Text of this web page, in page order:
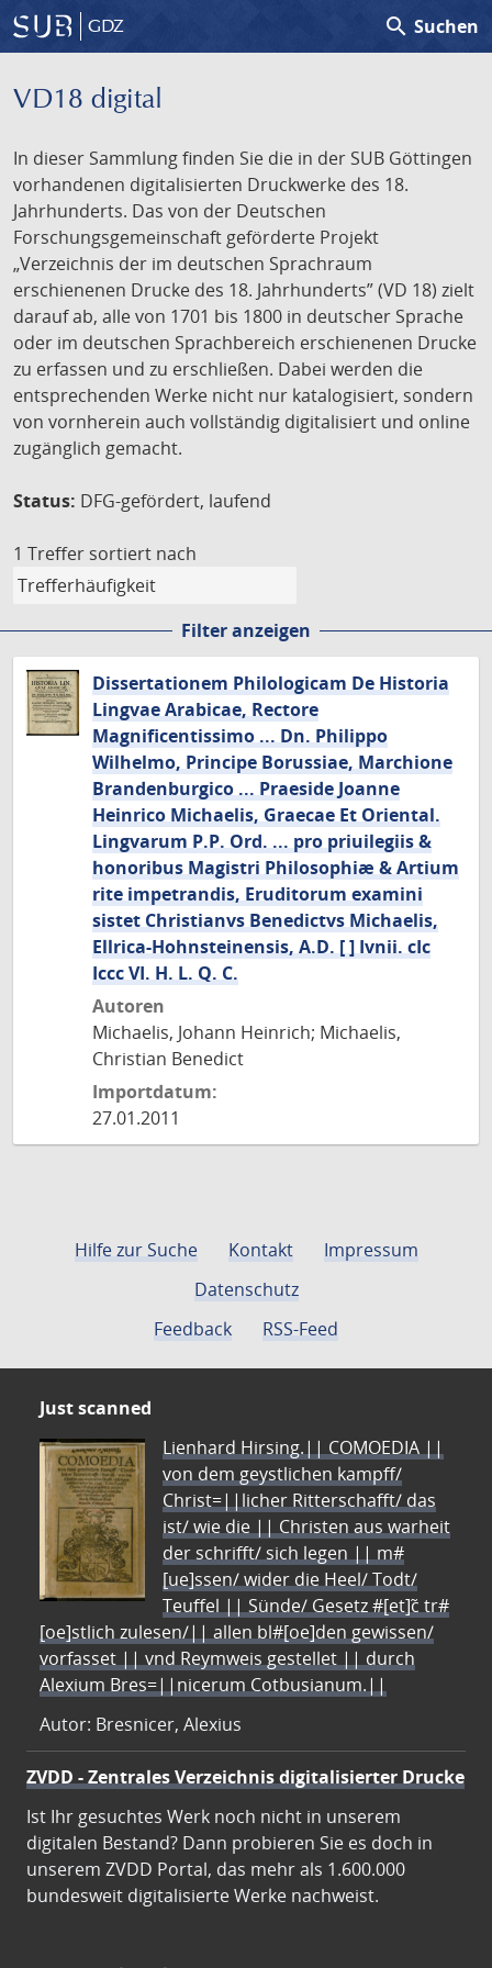
GDZ search Suchen
VD18 digital
In dieser Sammlung finden Sie die in der SUB Göttingen
vorhandenen digitalisierten Druckwerke des 18.
Jahrhunderts. Das von der Deutschen
Forschungsgemeinschaft geförderte Projekt
„Verzeichnis der im deutschen Sprachraum
erschienenen Drucke des 18. Jahrhunderts” (VD 18) zielt
darauf ab, alle von 1701 bis 1800 in deutscher Sprache
oder im deutschen Sprachbereich erschienenen Drucke
zu erfassen und zu erschließen. Dabei werden die
entsprechenden Werke nicht nur katalogisiert, sondern
von vornherein auch vollständig digitalisiert und online
zugänglich gemacht.
Status: DFG-gefördert, laufend
1 Treffer sortiert nach
Filter anzeigen
Dissertationem Philologicam De Historia
Lingvae Arabicae, Rectore
Magnificentissimo ... Dn. Philippo
Wilhelmo, Principe Borussiae, Marchione
Brandenburgico ... Praeside Joanne
Heinrico Michaelis, Graecae Et Oriental.
Lingvarum P.P. Ord. ... pro priuilegiis &
honoribus Magistri Philosophiæ & Artium
rite impetrandis, Eruditorum examini
sistet Christianvs Benedictvs Michaelis,
Ellrica-Hohnsteinensis, A.D. [ ] Ivnii. cIc
Iccc VI. H. L. Q. C.
Autoren
Michaelis, Johann Heinrich; Michaelis,
Christian Benedict
Importdatum:
27.01.2011
Hilfe zur Suche Kontakt
Impressum
Datenschutz
Feedback
RSS-Feed
Just scanned
Lienhard Hirsing.|| COMOEDIA ||
von dem geystlichen kampff/
Christ=||licher Ritterschafft/ das
ist/ wie die || Christen aus warheit
der schrifft/ sich legen || m#
[ue]ssen/ wider die Heel/ Todt/
Teuffel || Sünde/ Gesetz #[et]c̃ tr#
[oe]stlich zulesen/|| allen bl#[oe]den gewissen/
vorfasset || vnd Reymweis gestellet || durch
Alexium Bres=||nicerum Cotbusianum.||
Autor: Bresnicer, Alexius
ZVDD - Zentrales Verzeichnis digitalisierter Drucke
Ist Ihr gesuchtes Werk noch nicht in unserem
digitalen Bestand? Dann probieren Sie es doch in
unserem ZVDD Portal, das mehr als 1.600.000
bundesweit digitalisierte Werke nachweist.